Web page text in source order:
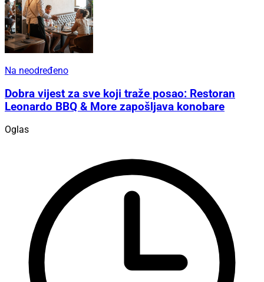
Na neodređeno
Dobra vijest za sve koji traže posao: Restoran
Leonardo BBQ & More zapošljava konobare
Oglas